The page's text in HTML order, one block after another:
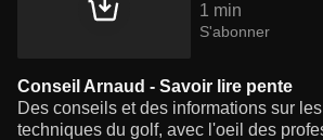
1 min
S'abonner
Conseil Arnaud - Savoir lire pente
Des conseils et des informations sur
techniques du golf, avec l'oeil des